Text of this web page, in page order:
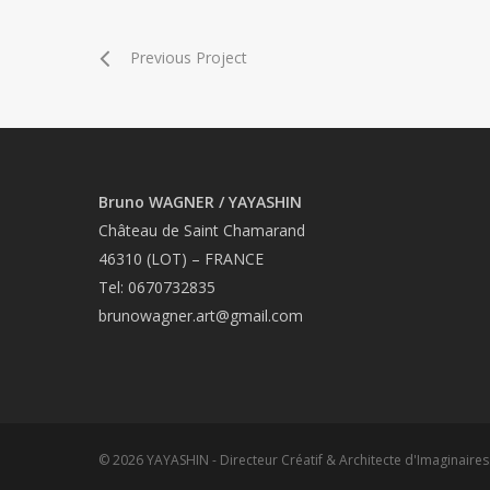
Previous Project
Bruno WAGNER / YAYASHIN
Château de Saint Chamarand
46310 (LOT) – FRANCE
Tel: 0670732835
brunowagner.art@gmail.com
© 2026 YAYASHIN - Directeur Créatif & Architecte